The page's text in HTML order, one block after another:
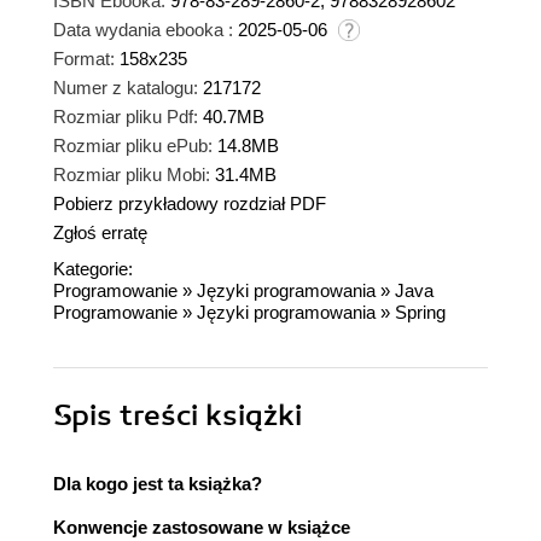
Data wydania ebooka : 2025-05-06
Format: 158x235
Numer z katalogu: 217172
Rozmiar pliku Pdf: 40.7MB
Rozmiar pliku ePub: 14.8MB
Rozmiar pliku Mobi: 31.4MB
Pobierz przykładowy rozdział PDF
Zgłoś erratę
Kategorie:
Programowanie » Języki programowania» Java
Programowanie » Języki programowania» Spring
Spis treści książki
Dla kogo jest ta książka?
Konwencje zastosowane w książce